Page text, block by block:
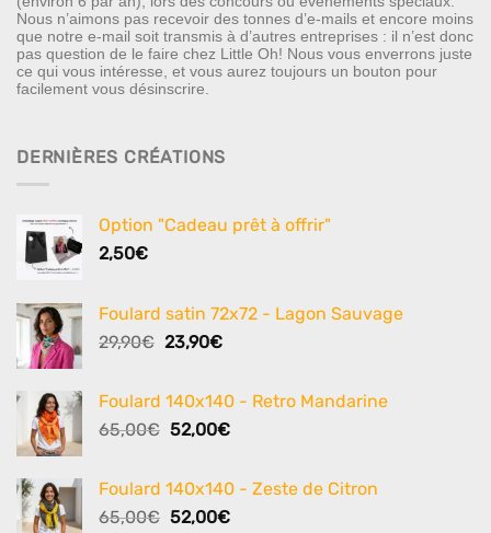
Nous n’aimons pas recevoir des tonnes d’e-mails et encore moins
que notre e-mail soit transmis à d’autres entreprises : il n’est donc
pas question de le faire chez Little Oh! Nous vous enverrons juste
ce qui vous intéresse, et vous aurez toujours un bouton pour
facilement vous désinscrire.
DERNIÈRES CRÉATIONS
Option "Cadeau prêt à offrir"
2,50€
Foulard satin 72x72 - Lagon Sauvage
29,90€ Le
était :
29,90€.
23,90€Le
est :
23,90€.
Foulard 140x140 - Retro Mandarine
65,00€ Le
était :
65,00€.
52,00€Le
est :
52,00€.
Foulard 140x140 - Zeste de Citron
65,00€ Le
52,00€Le